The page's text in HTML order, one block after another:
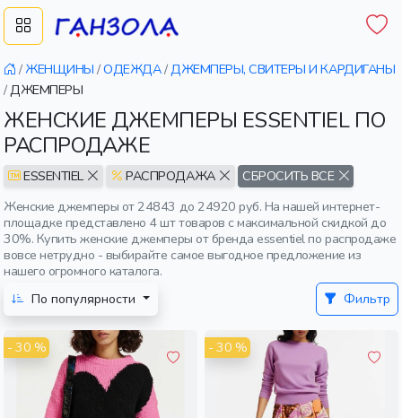
/ ЖЕНЩИНЫ /ОДЕЖДА/ДЖЕМПЕРЫ, СВИТЕРЫ И КАРДИГАНЫ
/ДЖЕМПЕРЫ
ЖЕНСКИЕ ДЖЕМПЕРЫ ESSENTIEL ПО
РАСПРОДАЖЕ
ESSENTIEL РАСПРОДАЖА
СБРОСИТЬ ВСЕ
Женские джемперы от 24843 до 24920 руб. На нашей интернет-
площадке представлено 4 шт товаров с максимальной скидкой до
30%. Купить женские джемперы от бренда essentiel по распродаже
вовсе нетрудно - выбирайте самое выгодное предложение из
нашего огромного каталога.
По популярности
Фильтр
- 30 % - 30 %